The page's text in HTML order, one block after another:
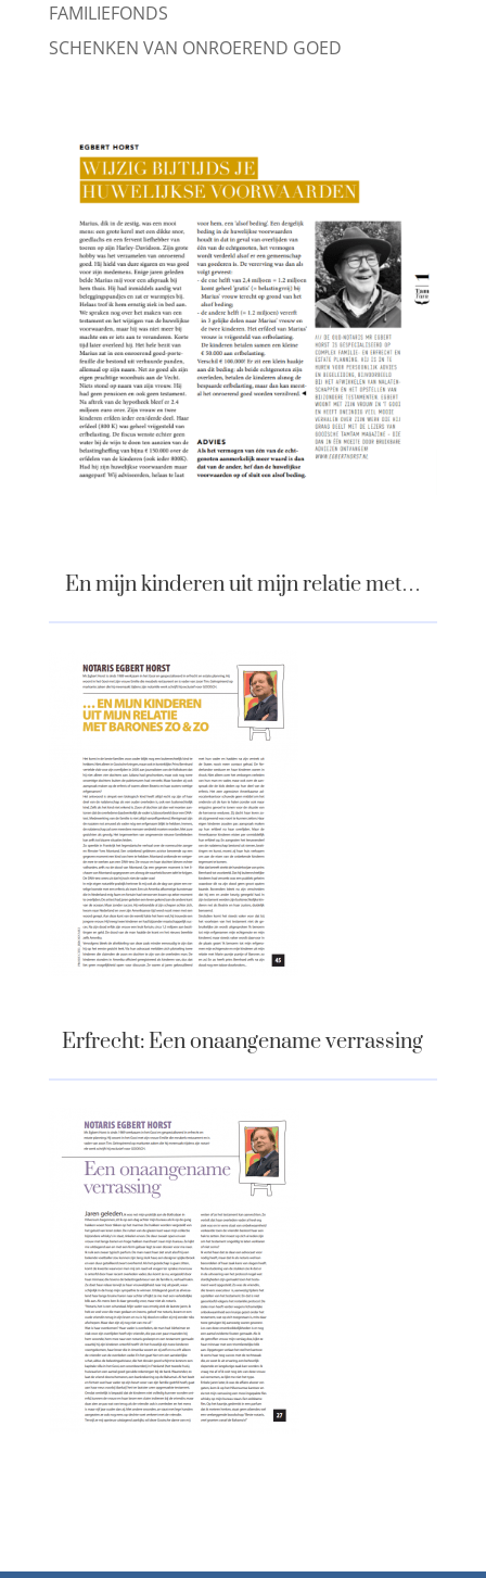
FAMILIEFONDS
SCHENKEN VAN ONROEREND GOED
En mijn kinderen uit mijn relatie met…
Erfrecht: Een onaangename verrassing